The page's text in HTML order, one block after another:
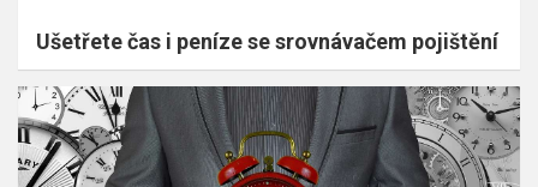
Ušetřete čas i peníze se srovnávačem pojištění